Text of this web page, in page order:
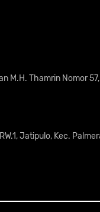
M.H. Thamrin Nomor
Jatipulo, Kec.